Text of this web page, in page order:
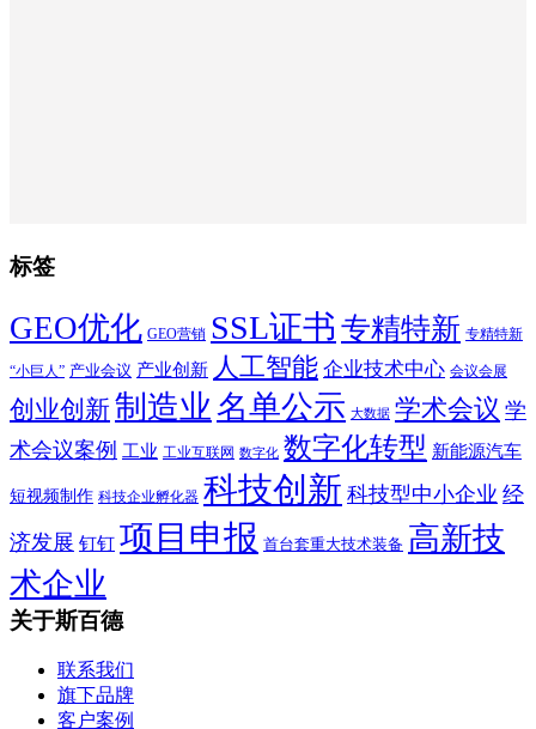
标签
GEO优化 GEO营销 SSL证书 专精特新 专精特新
“小巨人” 产业会议 产业创新 人工智能 企业技术中心 会议会展
创业创新制造业 名单公示 大数据 学术会议 学
术会议案例 工业 工业互联网 数字化 数字化转型 新能源汽车
短视频制作 科技企业孵化器 科技创新 科技型中小企业 经
济发展 钉钉 项目申报 首台套重大技术装备 高新技
术企业
关于斯百德
联系我们
旗下品牌
客户案例